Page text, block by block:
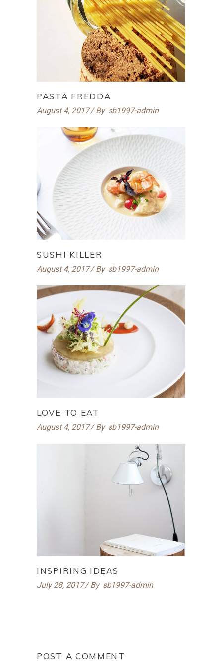
PASTA FREDDA
August 4, 2017 By sb1997-admin
SUSHI KILLER
August 4, 2017 By sb1997-admin
LOVE TO EAT
August 4, 2017 By sb1997-admin
INSPIRING IDEAS
July 28, 2017 By sb1997-admin
POST A COMMENT